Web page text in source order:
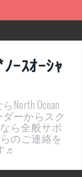
！！！
定開催決定！
ｰｽｵｰｼｬ
North Ocean
ーからスク
ら全般サポ
のご連絡を
♬